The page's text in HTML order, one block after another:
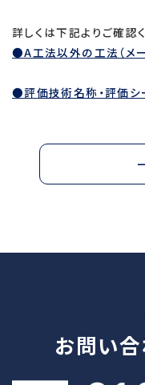
詳しくは下記よりご確認
●A工法以外の工法（メ
●評価技術名称・評価シ
お問い合